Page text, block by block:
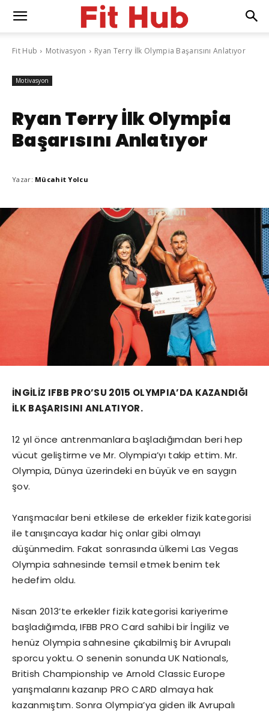
Fit Hub Motivasyon Ryan Terry İlk Olympia Başarısını Anlatıyor
Motivasyon
Ryan Terry İlk Olympia
Başarısını Anlatıyor
Yazar: Mücahit Yolcu
İNGİLİZ IFBB PRO’SU 2015 OLYMPIA’DA KAZANDIĞI
İLK BAŞARISINI ANLATIYOR.
12 yıl önce antrenmanlara başladığımdan beri hep
vücut geliştirme ve Mr. Olympia’yı takip ettim. Mr.
Olympia, Dünya üzerindeki en büyük ve en saygın
şov.
Yarışmacılar beni etkilese de erkekler fizik kategorisi
ile tanışıncaya kadar hiç onlar gibi olmayı
düşünmedim. Fakat sonrasında ülkemi Las Vegas
Olympia sahnesinde temsil etmek benim tek
hedefim oldu.
Nisan 2013’te erkekler fizik kategorisi kariyerime
başladığımda, IFBB PRO Card sahibi bir İngiliz ve
henüz Olympia sahnesine çıkabilmiş bir Avrupalı
sporcu yoktu. O senenin sonunda UK Nationals,
British Championship ve Arnold Classic Europe
yarışmalarını kazanıp PRO CARD almaya hak
kazanmıştım. Sonra Olympia’ya giden ilk Avrupalı